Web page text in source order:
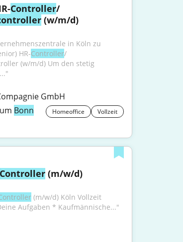
Controller/
(w/m/d)
in Köln zu
HR-Controller/
(w/m/d) Um den stetig
GmbH
Bonn Homeoffice Vollzeit
Controller (m/w/d)
(m/w/d) Köln Vollzeit
Aufgaben * Kaufmännische..."